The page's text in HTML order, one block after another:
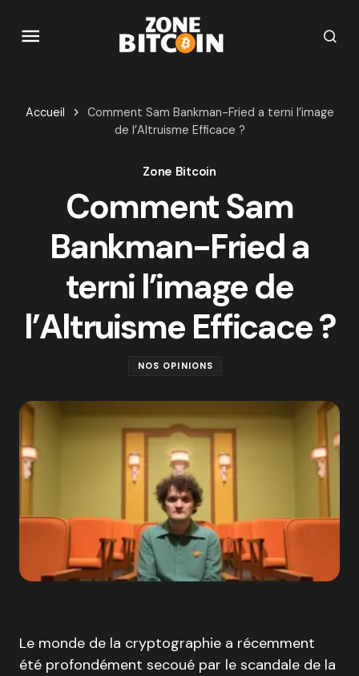
Accueil
Comment Sam Bankman-Fried a terni l’image
de l’Altruisme Efficace ?
Zone Bitcoin
Comment Sam
Bankman-Fried a
terni l’image de
l’Altruisme Efficace ?
NOS OPINIONS
Le monde de la cryptographie a récemment
été profondément secoué par le scandale de la